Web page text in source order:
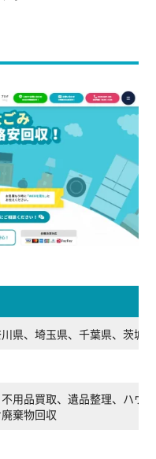
県、埼玉県、千葉県、茨城
用品買取、遺品整理、ハウ
棄物回収